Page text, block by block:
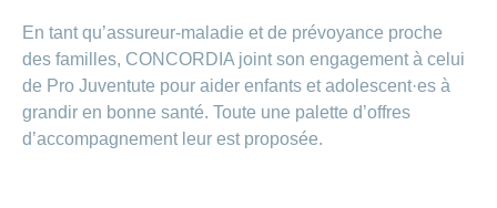
En tant qu’assureur-maladie et de prévoyance proche
des familles, CONCORDIA joint son engagement à celui
de Pro Juventute pour aider enfants et adolescent·es à
grandir en bonne santé. Toute une palette d’offres
d’accompagnement leur est proposée.